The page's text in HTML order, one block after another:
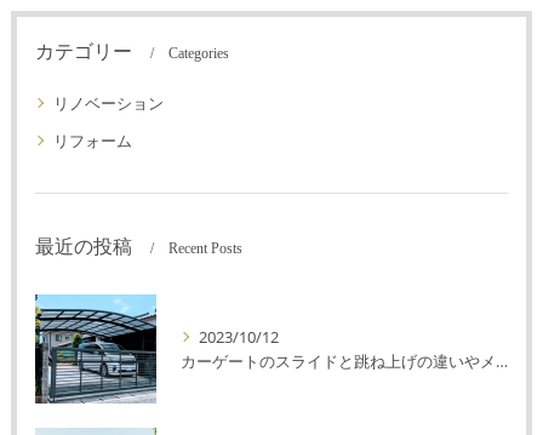
カテゴリー Categories
リノベーション
リフォーム
最近の投稿 Recent Posts
2023/10/12
カーゲートのスライドと跳ね上げの違いやメリットデメリットを解説！